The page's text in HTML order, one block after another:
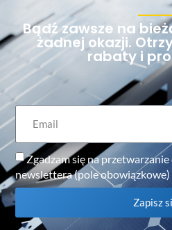
Bądź zawsze na
żadnej okazji.
rabaty i
Zgadzam się na
newslettera (pole obowiązkowe)
Zapisz